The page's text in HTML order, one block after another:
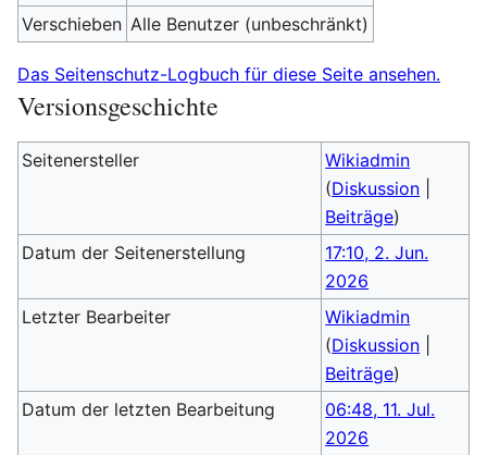
Verschieben Alle Benutzer (unbeschränkt)
Das Seitenschutz-Logbuch für diese Seite ansehen.
Versionsgeschichte
Seitenersteller
Wikiadmin
(Diskussion
Beiträge)
Datum der Seitenerstellung
17:10, 2. Jun.
2026
Letzter Bearbeiter
Wikiadmin
(Diskussion
Beiträge)
Datum der letzten Bearbeitung
06:48, 11. Jul.
2026